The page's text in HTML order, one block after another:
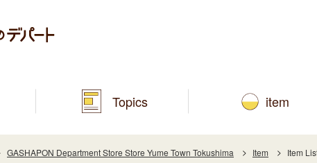
Topics item
GASHAPON Department Store Store Yume Town Tokushima Item Item